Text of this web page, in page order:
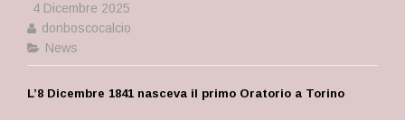
4 Dicembre 2025
donboscocalcio
News
L’8 Dicembre 1841 nasceva il primo Oratorio a Torino